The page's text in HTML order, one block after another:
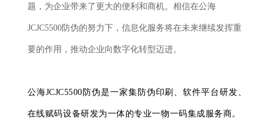
题，为企业带来了更大的便利和商机。相信在公海
JCJC5500防伪的努力下，信息化服务将在未来继续发挥重
要的作用，推动企业向数字化转型迈进。
公海JCJC5500防伪是一家集防伪印刷、软件平台研发、
在线赋码设备研发为一体的专业一物一码集成服务商。